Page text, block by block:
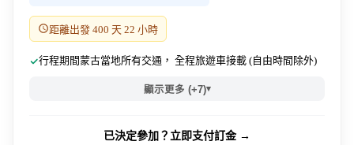
距離出發 400 天 22 小時
行程期間蒙古當地所有交通， 全程旅遊車接載 (自由時間除外)
顯示更多 (+7)▾
已決定參加？立即支付訂金 →